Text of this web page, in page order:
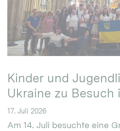
Kinder und
Ukraine zu Besuch
17. Juli 2026
Am 14. Juli besuchte eine